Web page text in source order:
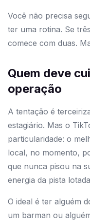
Você não precisa
ter uma rotina. Se
comece com duas.
Quem deve
operação
A tentação é
estagiário. Mas o
particularidade: o
local, no momento,
que nunca pisou na
energia da pista
O ideal é ter alguém
um barman ou